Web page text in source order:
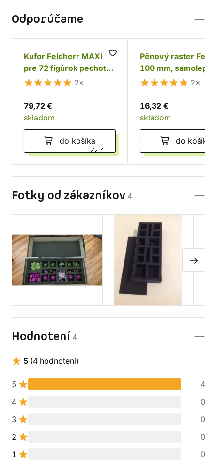
Odporúčame
Kufor Feldherr MAXI
pre 72 figúrok pechoty
+ tanky a monštrá
2×
79,72 €
skladom
do košíka
Pěnový raster
100 mm, samolepící
2×
16,32 €
skladom
do košíka
Fotky od zákazníkov 4
Hodnotení 4
5 (4 hodnotení)
5
4
4
0
3
0
2
0
1
0